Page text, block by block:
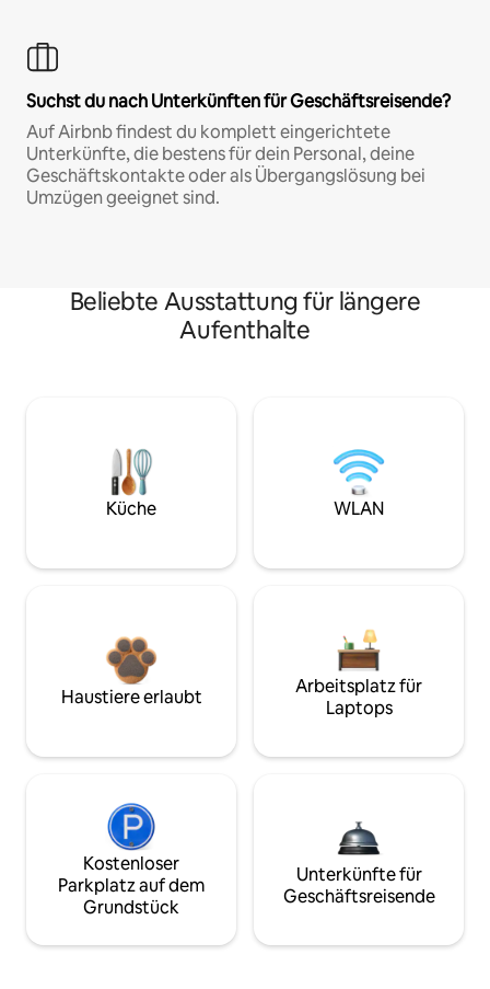
Suchst du nach Unterkünften für Geschäftsreisende?
Auf Airbnb findest du komplett eingerichtete
Unterkünfte, die bestens für dein Personal, deine
Geschäftskontakte oder als Übergangslösung bei
Umzügen geeignet sind.
Beliebte Ausstattung für längere
Aufenthalte
Küche WLAN
Haustiere erlaubt
Arbeitsplatz für
Laptops
Kostenloser
Parkplatz auf dem
Grundstück
Unterkünfte für
Geschäftsreisende